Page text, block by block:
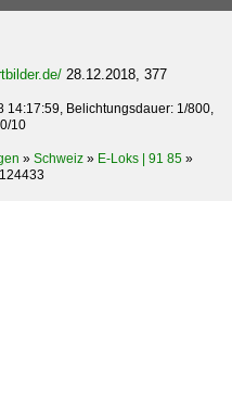
28.12.2018, 377
14:17:59, Belichtungsdauer: 1/800,
10
» Schweiz » E-Loks | 91 85 »